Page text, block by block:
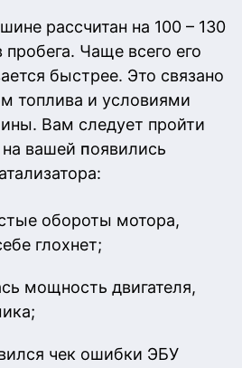
рассчитан на 100 – 130
Чаще всего его
быстрее. Это связано
топлива и условиями
Вам следует пройти
на вашей появились
обороты мотора,
глохнет;
мощность двигателя,
чек ошибки ЭБУ